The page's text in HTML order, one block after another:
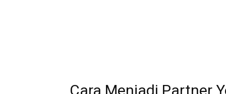
Cara Menjadi Partner